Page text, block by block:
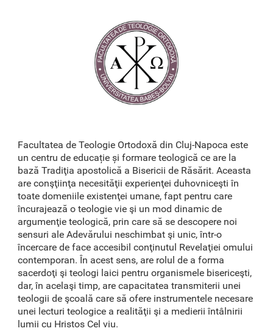
Facultatea de Teologie Ortodoxă din Cluj-Napoca este
un centru de educație și formare teologică ce are la
bază Tradiţia apostolică a Bisericii de Răsărit. Aceasta
are conşţiinţa necesităţii experienţei duhovniceşti în
toate domeniile existenţei umane, fapt pentru care
încurajează o teologie vie şi un mod dinamic de
argumenţie teologică, prin care să se descopere noi
sensuri ale Adevărului neschimbat şi unic, într-o
încercare de face accesibil conţinutul Revelaţiei omului
contemporan. În acest sens, are rolul de a forma
sacerdoţi şi teologi laici pentru organismele bisericeşti,
dar, în acelaşi timp, are capacitatea transmiterii unei
teologii de şcoală care să ofere instrumentele necesare
unei lecturi teologice a realităţii şi a medierii întâlnirii
lumii cu Hristos Cel viu.